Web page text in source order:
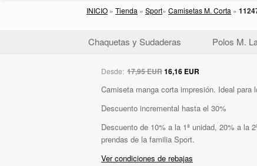
INICIO » Tienda » Sport» Camisetas M. Corta »
Chaquetas y Sudaderas Polos M.
Desde: 17,95 EUR16,16 EUR
Camiseta manga corta impresión. Ideal para
Descuento incremental hasta el 30%
Descuento de 10% a la 1ª unidad, 20% a la
prendas de la familia Sport.
Ver condiciones de rebajas